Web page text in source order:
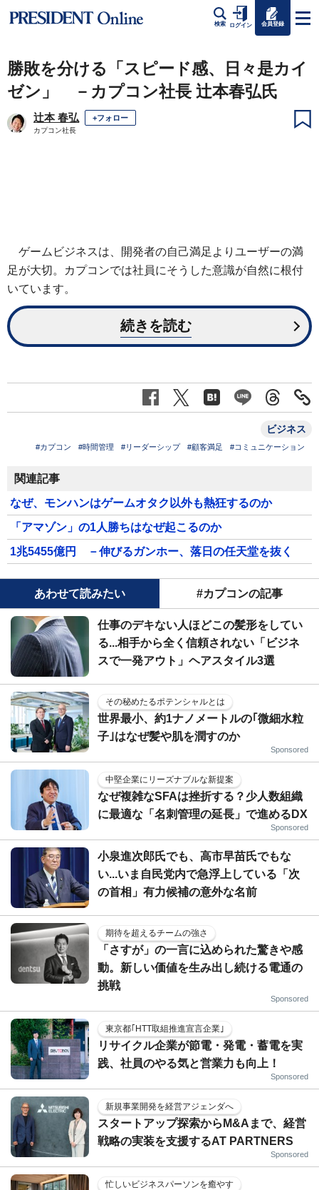
検索 ログイン 会員登録
勝敗を分ける「スピード感、日々是カイ
ゼン」 －カプコン社長 辻本春弘氏
辻本 春弘 +フォロー
カプコン社長
ゲームビジネスは、開発者の自己満足よりユーザーの満
足が大切。カプコンでは社員にそうした意識が自然に根付
いています。
続きを読む
ビジネス
#カプコン #時間管理 #リーダーシップ #顧客満足 #コミュニケーション
関連記事
なぜ、モンハンはゲームオタク以外も熱狂するのか
「アマゾン」の1人勝ちはなぜ起こるのか
1兆5455億円 －伸びるガンホー、落日の任天堂を抜く
あわせて読みたい #カプコンの記事
仕事のデキない人ほどこの髪形をしてい
る...相手から全く信頼されない「ビジネ
スで一発アウト」ヘアスタイル3選
その秘めたるポテンシャルとは
世界最小、約1ナノメートルの｢微細水粒
子｣はなぜ髪や肌を潤すのか
Sponsored
中堅企業にリーズナブルな新提案
なぜ複雑なSFAは挫折する？少人数組織
に最適な「名刺管理の延長」で進めるDX
Sponsored
小泉進次郎氏でも、高市早苗氏でもな
い...いま自民党内で急浮上している「次
の首相」有力候補の意外な名前
期待を超えるチームの強さ
「さすが」の一言に込められた驚きや感
動。新しい価値を生み出し続ける電通の
挑戦
Sponsored
東京都｢HTT取組推進宣言企業｣
リサイクル企業が節電・発電・蓄電を実
践、社員のやる気と営業力も向上！
Sponsored
新規事業開発を経営アジェンダへ
スタートアップ探索からM&Aまで、経営
戦略の実装を支援するAT PARTNERS
Sponsored
忙しいビジネスパーソンを癒やす